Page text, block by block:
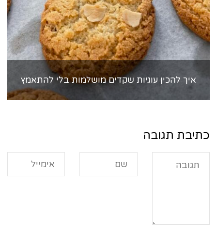
איך להכין עוגיות שקדים מושלמות בלי להתאמץ
כתיבת תגובה